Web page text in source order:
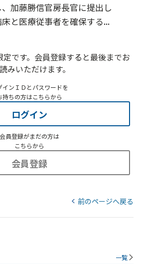
加藤勝信官房長官に提出し
と医療従事者を確保する...
定です。会員登録すると最後までお
読みいただけます。
インＩＤとパスワードを
持ちの方はこちらから
ログイン
会員登録がまだの方は
こちらから
会員登録
前のページへ戻る
一覧